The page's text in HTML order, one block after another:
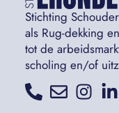
Stichting
als Rug-dekking
tot de
scholing en/of